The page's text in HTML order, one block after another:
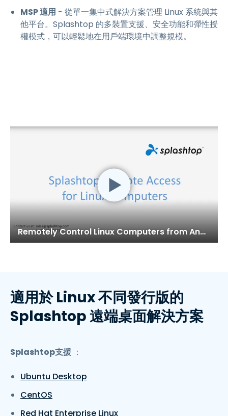
MSP 適用 - 從單一集中式解決方案管理 Linux 系統與其
他平台。Splashtop 的多裝置支援、安全功能和彈性授
權模式，可以輕鬆地在用戶端環境中調整規模。
Remotely Control Linux Computers from Anywhere
適用於 Linux 不同發行版的
Splashtop 遠端桌面解決方案
Splashtop支援 ：
Ubuntu Desktop
CentOS
Red Hat Enterprise Linux